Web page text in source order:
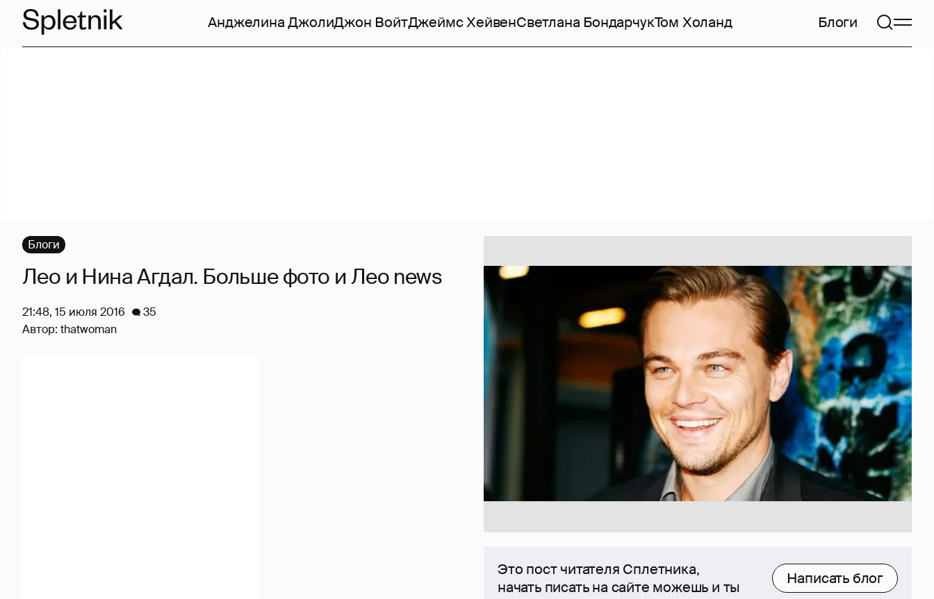
Анджелина ДжолиДжон ВойтДжеймс ХейвенСветлана БондарчукТом Холанд Блоги
Это пост читателя Сплетника,
начать писать на сайте можешь и ты
Написать блог
Блоги
Лео и Нина Агдал. Больше фото и Лео news
21:48, 15 июля 2016
35
Автор: thatwoman